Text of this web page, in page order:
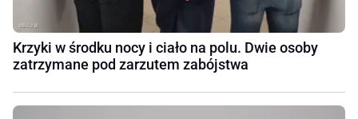
Krzyki w środku nocy i ciało na polu. Dwie osoby
zatrzymane pod zarzutem zabójstwa